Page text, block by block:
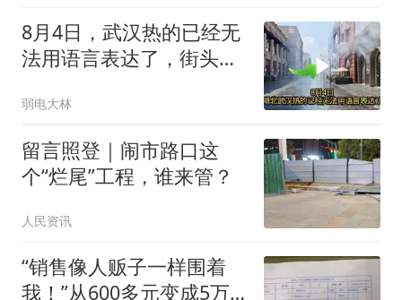
8月4日，武汉热的已经无
法用语言表达了，街头冒
弱电大林
留言照登｜闹市路口这
个“烂尾”工程，谁来管？
人民资讯
“销售像人贩子一样围着
我！”从600多元变成5万